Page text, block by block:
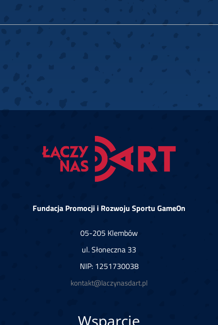
Fundacja Promocji i Rozwoju Sportu GameOn
05-205 Klembów
ul. Słoneczna 33
NIP: 1251730038
kontakt@laczynasdart.pl